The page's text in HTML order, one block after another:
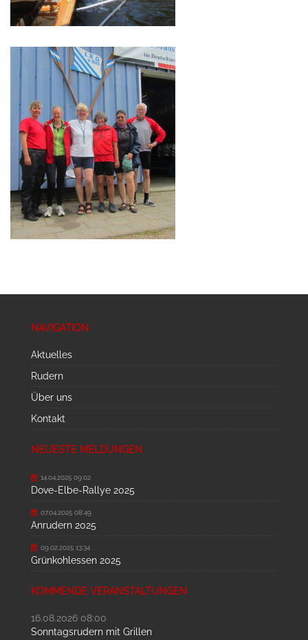
NAVIGATION
Aktuelles
Rudern
Über uns
Kontakt
NEUESTE MELDUNGEN
14.04.2025 09:02
Dove-Elbe-Rallye 2025
07.04.2025 08:49
Anrudern 2025
09.02.2025 13:34
Grünkohlessen 2025
KOMMENDE VERANSTALTUNGEN
16.08.2026 08:00
Sonntagsrudern mit Grillen